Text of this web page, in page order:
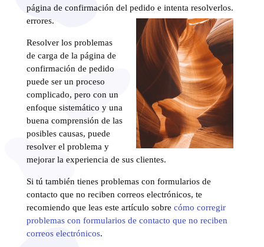
página de confirmación del pedido e intenta resolverlos.
errores.
Resolver los problemas
de carga de la página de
confirmación de pedido
puede ser un proceso
complicado, pero con un
enfoque sistemático y una
buena comprensión de las
posibles causas, puede
resolver el problema y
mejorar la experiencia de sus clientes.
Si tú también tienes problemas con formularios de
contacto que no reciben correos electrónicos, te
recomiendo que leas este artículo sobre cómo corregir
problemas con formularios de contacto que no reciben
correos electrónicos.